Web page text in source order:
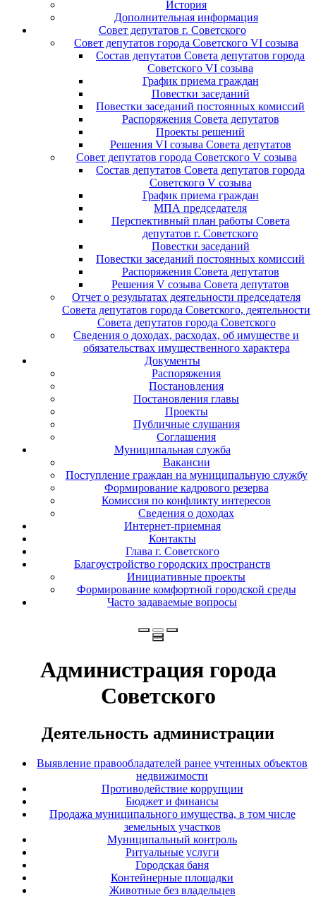
История
Дополнительная информация
Совет депутатов г. Советского
Совет депутатов города Советского VI созыва
Состав депутатов Совета депутатов города
Советского VI созыва
График приема граждан
Повестки заседаний
Повестки заседаний постоянных комиссий
Распоряжения Совета депутатов
Проекты решений
Решения VI созыва Совета депутатов
Совет депутатов города Советского V созыва
Состав депутатов Совета депутатов города
Советского V созыва
График приема граждан
МПА председателя
Перспективный план работы Совета
депутатов г. Советского
Повестки заседаний
Повестки заседаний постоянных комиссий
Распоряжения Совета депутатов
Решения V созыва Совета депутатов
Отчет о результатах деятельности председателя
Совета депутатов города Советского, деятельности
Совета депутатов города Советского
Сведения о доходах, расходах, об имуществе и
обязательствах имущественного характера
Документы
Распоряжения
Постановления
Постановления главы
Проекты
Публичные слушания
Соглашения
Муниципальная служба
Вакансии
Поступление граждан на муниципальную службу
Формирование кадрового резерва
Комиссия по конфликту интересов
Сведения о доходах
Интернет-приемная
Контакты
Глава г. Советского
Благоустройство городских пространств
Инициативные проекты
Формирование комфортной городской среды
Часто задаваемые вопросы
Администрация города
Советского
Деятельность администрации
Выявление правообладателей ранее учтенных объектов
недвижимости
Противодействие коррупции
Бюджет и финансы
Продажа муниципального имущества, в том числе
земельных участков
Муниципальный контроль
Ритуальные услуги
Городская баня
Контейнерные площадки
Животные без владельцев